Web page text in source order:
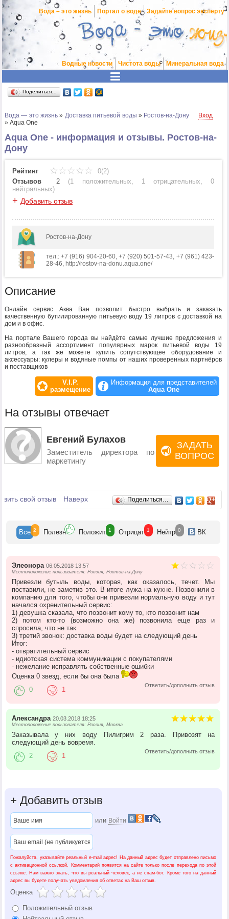
Вода – это жизнь Портал о воде Задайте вопрос эксперту
Водные новости Чистота воды Минеральная вода
Поделиться…
Вода — это жизнь » Доставка питьевой воды » Ростов-на-Дону
» Aqua One
Вход
Aqua One - информация и отзывы. Ростов-на-
Дону
Рейтинг
0(2)
Отзывов
2 (1 положительных, 1 отрицательных,0
нейтральных)
+ Добавить отзыв
Ростов-на-Дону
тел.: +7 (916) 904-20-60, +7 (920) 501-57-43, +7 (961) 423-
28-46, http://rostov-na-donu.aqua.one/
Описание
Онлайн сервис Аква Ван позволит быстро выбрать и заказать
качественную бутилированную питьевую воду 19 литров с доставкой на
дом и в офис.
На портале Вашего города вы найдёте самые лучшие предложения и
разнообразный ассортимент популярных марок питьевой воды 19
литров, а так же можете купить сопутствующее оборудование и
аксессуары: кулеры и водяные помпы от наших проверенных партнёров
и поставщиков
V.I.P.
размещение
Информация для представителей
Aqua One
На отзывы отвечает
Евгений Булахов
Заместитель директора по
маркетингу
ЗАДАТЬ
ВОПРОС
Отзывы
свой отзыв Наверх Поделиться…
Все 2 Полезн Положит 1 Отрицат 1 Нейтр 0 ВК
Элеонора 06.05.2018 13:57
Местоположение пользователя: Россия, Ростов-на-Дону
Привезли бутыль воды, которая, как оказалось, течет. Мы
поставили, не заметив это. В итоге лужа на кухне. Позвонили в
компанию для того, чтобы они привезли нормальную воду и тут
начался охренительный сервис:
1) девушка сказала, что позвонит кому то, кто позвонит нам
2) потом кто-то (возможно она же) позвонила еще раз и
спросила, что не так
3) третий звонок: доставка воды будет на следующий день
Итог:
- отвратительный сервис
- идиотская система коммуникации с покупателями
- нежелание исправлять собственные ошибки
Оценка 0 звезд, если бы она была
Ответить/дополнить отзыв
0 1
Александра 20.03.2018 18:25
Местоположение пользователя: Россия, Москва
Заказывала у них воду Пилигрим 2 раза. Привозят на
следующий день вовремя.
Ответить/дополнить отзыв
2 1
+ Добавить отзыв
или Войти
Пожалуйста, указывайте реальный e-mail адрес! На данный адрес будет отправлено письмо
с активационной ссылкой. Комментарий появится на сайте только после перехода по этой
ссылке. Нам важно знать, что вы реальный человек, а не спам-бот. Кроме того на данный
адрес вы будете получать уведомления об ответах на Ваш отзыв.
Оценка
Положительный отзыв